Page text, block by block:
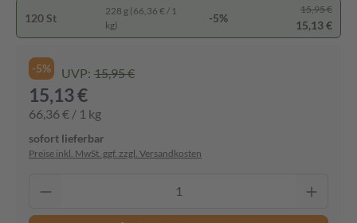
120 St
228 g (66,36 € / 1
kg)
-5%
15,95 €
15,13 €
-5% UVP: 15,95 €
15,13 €
66,36 € / 1 kg
sofort lieferbar
Preise inkl. MwSt. ggf. zzgl. Versandkosten